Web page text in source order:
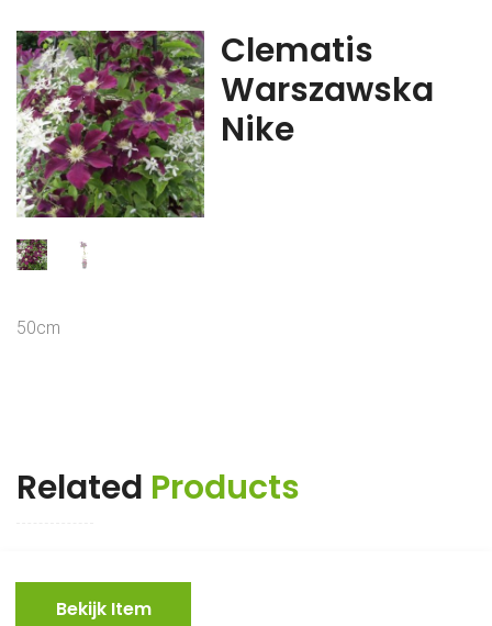
Clematis
Warszawska
Nike
50cm
Related Products
Bekijk Item